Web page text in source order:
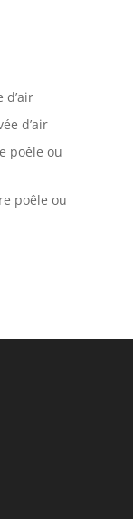
d’air
poêle ou
poêle ou